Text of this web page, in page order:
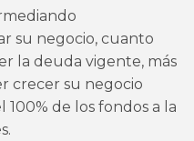
su negocio, cuanto
la deuda vigente, más
crecer su negocio
de los fondos a la